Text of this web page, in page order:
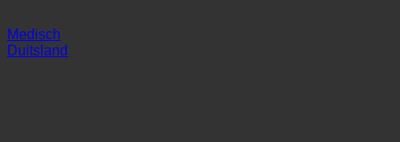
Kliniek Prof. Schedel